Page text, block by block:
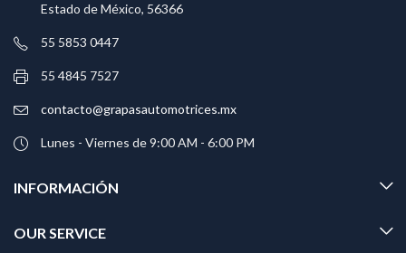
Estado de México, 56366
55 5853 0447
55 4845 7527
contacto@grapasautomotrices.mx
Lunes - Viernes de 9:00 AM - 6:00 PM
INFORMACIÓN
OUR SERVICE